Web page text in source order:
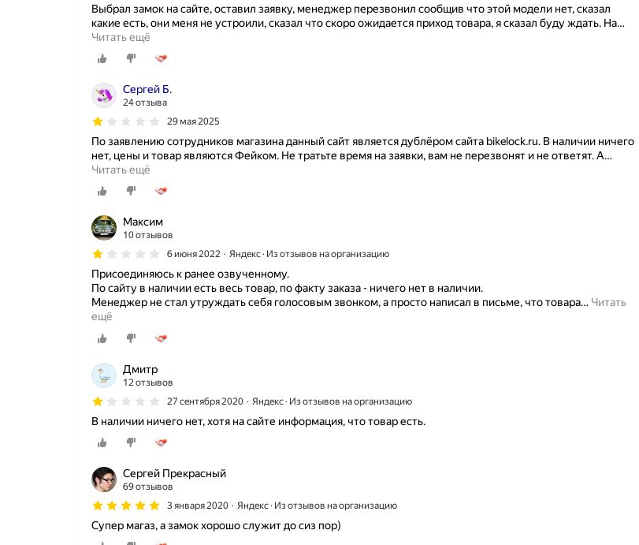
Выбрал замок на сайте, оставил заявку, менеджер перезвонил сообщив что этой модели нет, сказал
какие есть, они меня не устроили, сказал что скоро ожидается приход товара, я сказал буду ждать. На…
Читать ещё
Сергей Б.
24 отзыва
29 мая 2025
По заявлению сотрудников магазина данный сайт является дублёром сайта bikelock.ru. В наличии ничего
нет, цены и товар являются Фейком. Не тратьте время на заявки, вам не перезвонят и не ответят. А…
Читать ещё
Максим
10 отзывов
6 июня 2022
Яндекс · Из отзывов на организацию
Присоединяюсь к ранее озвученному.
По сайту в наличии есть весь товар, по факту заказа - ничего нет в наличии.
Менеджер не стал утруждать себя голосовым звонком, а просто написал в письме, что товара… Читать
ещё
Дмитр
12 отзывов
27 сентября 2020
Яндекс · Из отзывов на организацию
В наличии ничего нет, хотя на сайте информация, что товар есть.
Сергей Прекрасный
69 отзывов
3 января 2020
Яндекс · Из отзывов на организацию
Супер магаз, а замок хорошо служит до сиз пор)